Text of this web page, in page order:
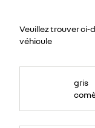
Veuillez trouver ci-
véhicule
gris